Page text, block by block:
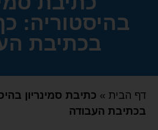
בהיסטוריה:
בכתיבת
דף הבית » כתיבת סמינריון
בכתיבת העבודה